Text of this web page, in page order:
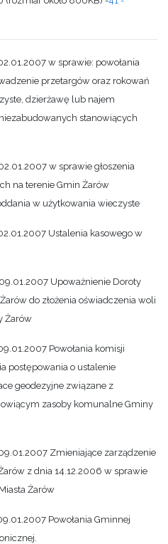
w sprawie: powołania
przetargów oraz rokowań
dzierżawę lub najem
stanowiących
w sprawie głoszenia
na terenie Gmin Żarów
w użytkowania wieczyste
Ustalenia kasowego w
Upoważnienie Doroty
do złożenia oświadczenia woli
Żarów
Powołania komisji
postępowania o ustalenie
geodezyjne związane z
zasoby komunalne Gminy
Zmieniające zarządzenie
z dnia 14.12.2006 w sprawie
Żarów
Powołania Gminnej